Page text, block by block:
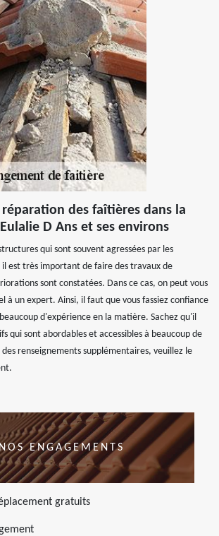
réparation des faîtières dans la
D Ans et ses environs
qui sont souvent agressées par les
est très important de faire des travaux de
sont constatées. Dans ce cas, on peut vous
à un expert. Ainsi, il faut que vous fassiez confiance
d'expérience en la matière. Sachez qu'il
qui sont abordables et accessibles à beaucoup de
des renseignements supplémentaires, veuillez le
ENGAGEMENTS
gratuits